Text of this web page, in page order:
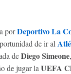
porDeportivo La
de ir al
deDiego Simeone
de jugar la UEFA